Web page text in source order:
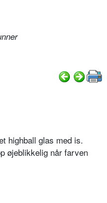
highball glas med is.
øjeblikkelig når farven